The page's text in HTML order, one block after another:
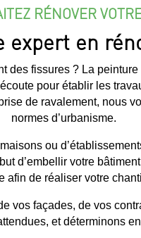
RÉNOVER
en
des fissures ? La
pour établir les
de ravalement, nous
normes d’urbanisme.
ou
d’embellir votre
afin de réaliser votre
vos façades, de vos
et déterminons